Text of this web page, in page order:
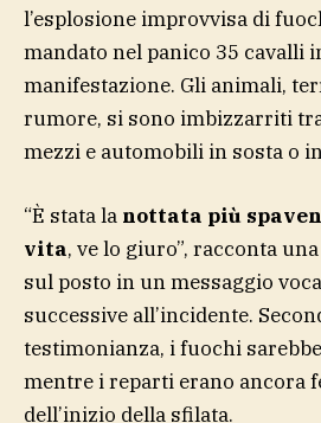
l’esplosione improvvisa di
mandato nel panico 35 cavalli
manifestazione. Gli animali,
rumore, si sono imbizzarriti
mezzi e automobili in sosta o
“È stata la nottata più
vita, ve lo giuro”, racconta
sul posto in un messaggio
successive all’incidente.
testimonianza, i fuochi
mentre i reparti erano ancora
dell’inizio della sfilata.